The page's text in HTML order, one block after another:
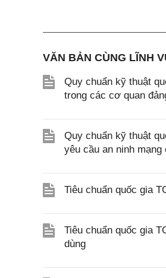
VĂN BẢN CÙNG LĨNH
Quy chuẩn kỹ thuật
trong các cơ quan
Quy chuẩn kỹ thuật
yêu cầu an ninh mạng
Tiêu chuẩn quốc gia
Tiêu chuẩn quốc gia
dùng